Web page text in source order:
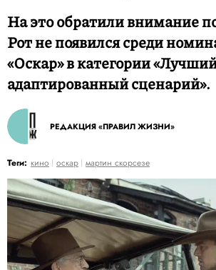
На это обратили внимание
Рот не появился среди
«Оскар» в категории
адаптированный сценарий».
РЕДАКЦИЯ «ПРАВИЛ ЖИЗНИ»
Теги: кино оскар мартин скорсезе